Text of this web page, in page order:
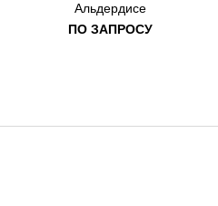
Альдердисе
ПО ЗАПРОСУ